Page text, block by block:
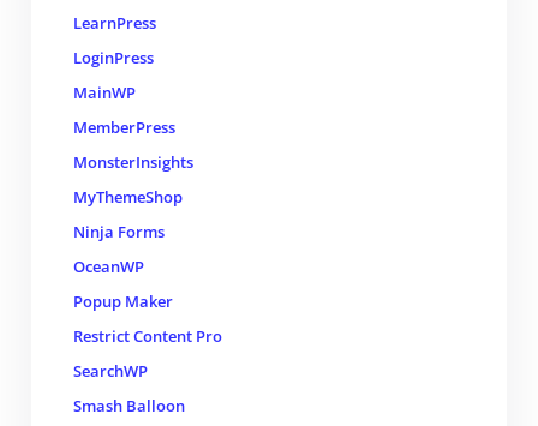
LearnPress
LoginPress
MainWP
MemberPress
MonsterInsights
MyThemeShop
Ninja Forms
OceanWP
Popup Maker
Restrict Content Pro
SearchWP
Smash Balloon